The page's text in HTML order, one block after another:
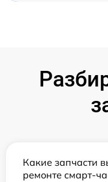
Какие запчасти
ремонте смарт-